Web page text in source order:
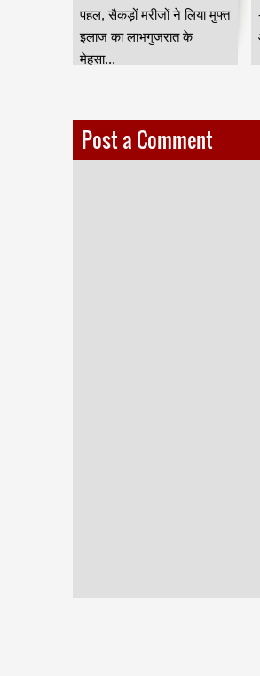
पहल, सैकड़ों मरीजों ने लिया मुफ्त
इलाज का लाभगुजरात के
मेहसा...
Post a Comment